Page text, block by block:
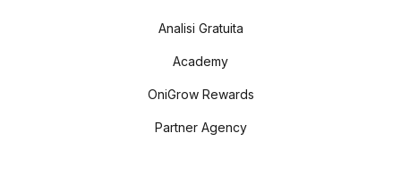
Analisi Gratuita
Academy
OniGrow Rewards
Partner Agency